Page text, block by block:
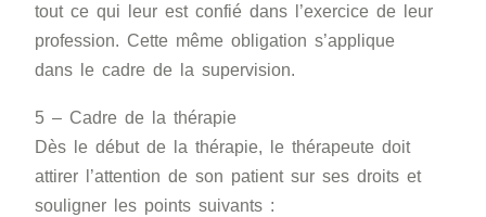
tout ce qui leur est confié dans l’exercice de leur
profession. Cette même obligation s’applique
dans le cadre de la supervision.
5 – Cadre de la thérapie
Dès le début de la thérapie, le thérapeute doit
attirer l’attention de son patient sur ses droits et
souligner les points suivants :